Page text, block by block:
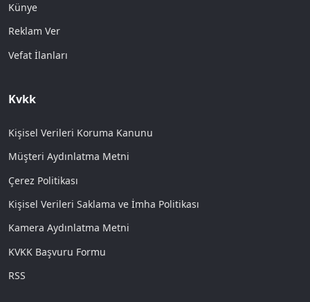
Künye
Reklam Ver
Vefat İlanları
Kvkk
Kişisel Verileri Koruma Kanunu
Müşteri Aydınlatma Metni
Çerez Politikası
Kişisel Verileri Saklama ve İmha Politikası
Kamera Aydınlatma Metni
KVKK Başvuru Formu
RSS